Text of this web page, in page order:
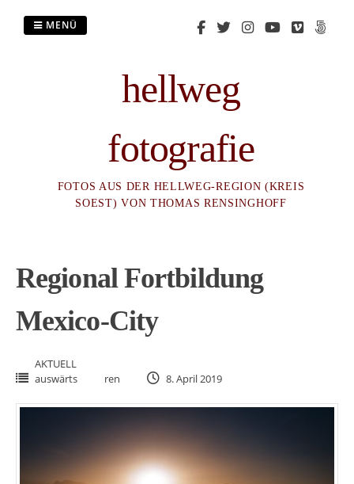
hellweg
fotografie
FOTOS AUS DER HELLWEG-REGION (KREIS
SOEST) VON THOMAS RENSINGHOFF
MENÜ
Regional Fortbildung
Mexico-City
AKTUELL
auswärts
ren 8. April 2019